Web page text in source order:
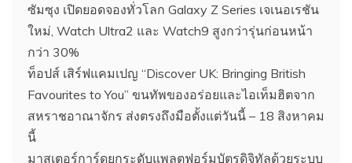
ซัมซุง เปิดยอดจองทั่วโลก Galaxy Z Series เจเนอเรชัน
ใหม่, Watch Ultra2 และ Watch9 สูงกว่ารุ่นก่อนหน้า
กว่า 30%
ท็อปส์ เสิร์ฟแคมเปญ “Discover UK: Bringing British
Favourites to You” ขนทัพของอร่อยและไอเท็มฮิตจาก
สหราชอาณาจักร ส่งตรงถึงมือตั้งแต่วันนี้ – 18 สิงหาคม
นี้
มาสเตอร์การ์ดยกระดับแพลตฟอร์มบัตรดิจิทัลด้วยระบบ